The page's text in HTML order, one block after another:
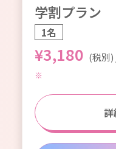
学割プラン
1名
¥3,180 (税別
詳